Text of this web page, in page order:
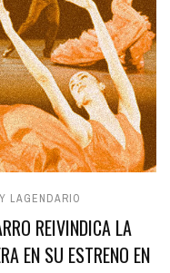
LAGENDARIO
REIVINDICA LA
EN SU ESTRENO EN